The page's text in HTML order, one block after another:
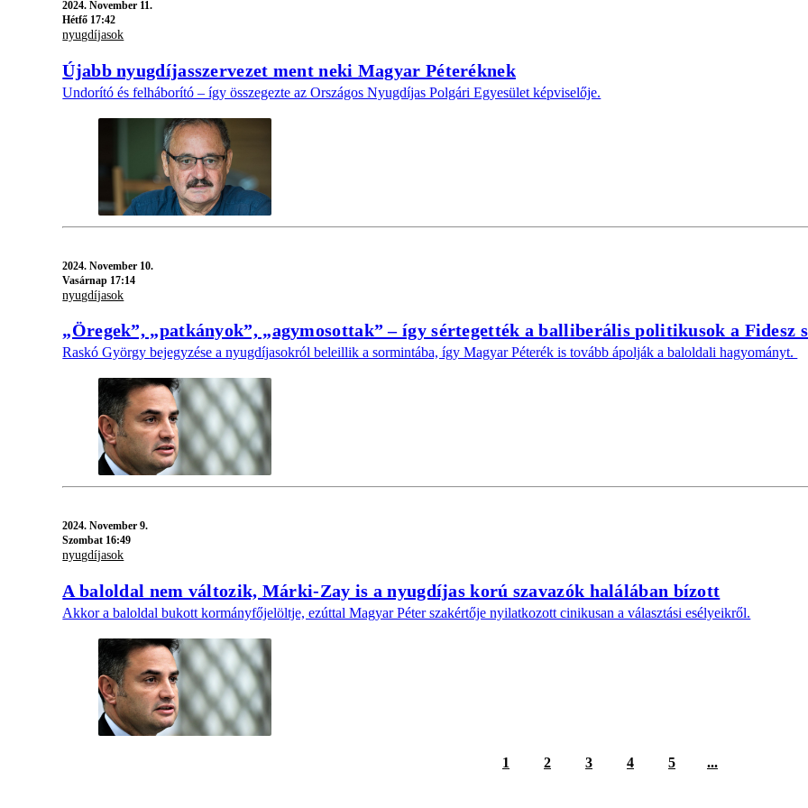
2024.November 11.
Hétfő 17:42
nyugdíjasok
Újabb nyugdíjasszervezet ment neki Magyar Péteréknek
Undorító és felháborító – így összegezte az Országos Nyugdíjas Polgári Egyesület képviselője.
2024.November 10.
Vasárnap 17:14
nyugdíjasok
„Öregek”, „patkányok”, „agymosottak” – így sértegették a balliberális politikusok a Fidesz
Raskó György bejegyzése a nyugdíjasokról beleillik a sormintába, így Magyar Péterék is tovább ápolják a baloldali hagyományt.
2024.November 9.
Szombat 16:49
nyugdíjasok
A baloldal nem változik, Márki-Zay is a nyugdíjas korú szavazók halálában bízott
Akkor a baloldal bukott kormányfőjelöltje, ezúttal Magyar Péter szakértője nyilatkozott cinikusan a választási esélyeikről.
1 2 3 4 5 ...